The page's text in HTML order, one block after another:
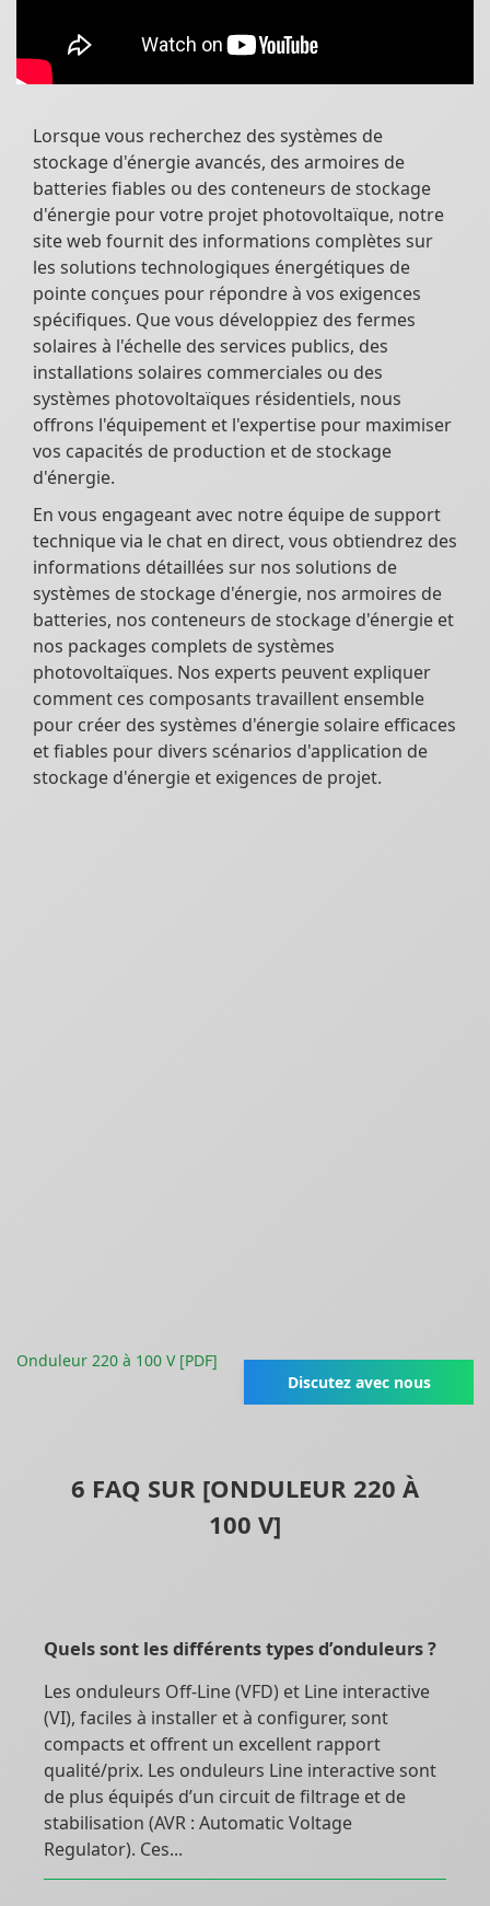
Lorsque vous recherchez des systèmes de
stockage d'énergie avancés, des armoires de
batteries fiables ou des conteneurs de stockage
d'énergie pour votre projet photovoltaïque, notre
site web fournit des informations complètes sur
les solutions technologiques énergétiques de
pointe conçues pour répondre à vos exigences
spécifiques. Que vous développiez des fermes
solaires à l'échelle des services publics, des
installations solaires commerciales ou des
systèmes photovoltaïques résidentiels, nous
offrons l'équipement et l'expertise pour maximiser
vos capacités de production et de stockage
d'énergie.
En vous engageant avec notre équipe de support
technique via le chat en direct, vous obtiendrez des
informations détaillées sur nos solutions de
systèmes de stockage d'énergie, nos armoires de
batteries, nos conteneurs de stockage d'énergie et
nos packages complets de systèmes
photovoltaïques. Nos experts peuvent expliquer
comment ces composants travaillent ensemble
pour créer des systèmes d'énergie solaire efficaces
et fiables pour divers scénarios d'application de
stockage d'énergie et exigences de projet.
Onduleur 220 à 100 V [PDF]
Discutez avec nous
6 FAQ SUR [ONDULEUR 220 À
100 V]
Quels sont les différents types d’onduleurs ?
Les onduleurs Off-Line (VFD) et Line interactive
(VI), faciles à installer et à configurer, sont
compacts et offrent un excellent rapport
qualité/prix. Les onduleurs Line interactive sont
de plus équipés d’un circuit de filtrage et de
stabilisation (AVR : Automatic Voltage
Regulator). Ces...